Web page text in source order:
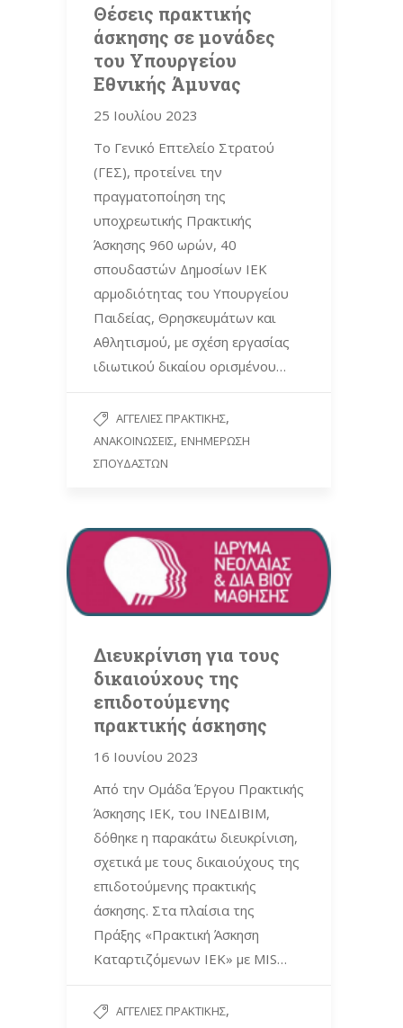
Θέσεις πρακτικής
άσκησης σε μονάδες
του Υπουργείου
Εθνικής Άμυνας
25 Ιουλίου 2023
Το Γενικό Επτελείο Στρατού
(ΓΕΣ), προτείνει την
πραγματοποίηση της
υποχρεωτικής Πρακτικής
Άσκησης 960 ωρών, 40
σπουδαστών Δημοσίων ΙΕΚ
αρμοδιότητας του Υπουργείου
Παιδείας, Θρησκευμάτων και
Αθλητισμού, με σχέση εργασίας
ιδιωτικού δικαίου ορισμένου…
ΑΓΓΕΛΊΕΣ ΠΡΑΚΤΙΚΉΣ,
ΑΝΑΚΟΙΝΏΣΕΙΣ, ΕΝΗΜΈΡΩΣΗ
ΣΠΟΥΔΑΣΤΏΝ
Διευκρίνιση για τους
δικαιούχους της
επιδοτούμενης
πρακτικής άσκησης
16 Ιουνίου 2023
Από την Ομάδα Έργου Πρακτικής
Άσκησης ΙΕΚ, του ΙΝΕΔΙΒΙΜ,
δόθηκε η παρακάτω διευκρίνιση,
σχετικά με τους δικαιούχους της
επιδοτούμενης πρακτικής
άσκησης. Στα πλαίσια της
Πράξης «Πρακτική Άσκηση
Καταρτιζόμενων ΙΕΚ» με MIS…
ΑΓΓΕΛΊΕΣ ΠΡΑΚΤΙΚΉΣ,